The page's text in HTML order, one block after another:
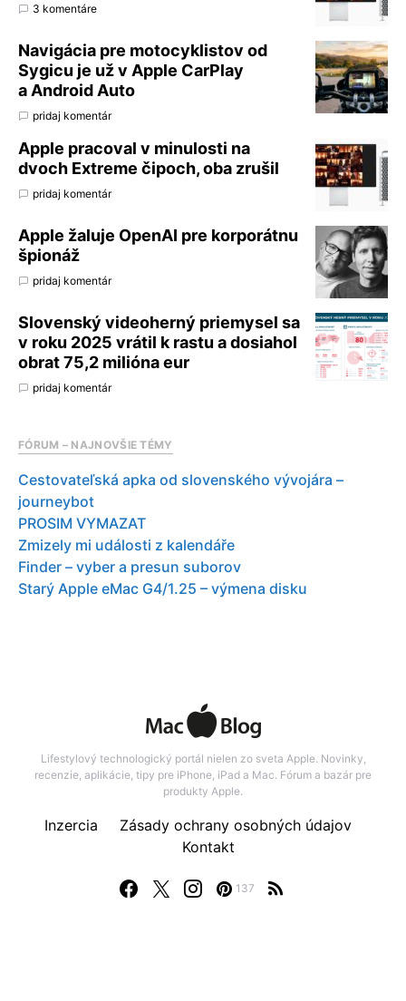
3 komentáre
Navigácia pre motocyklistov od
Sygicu je už v Apple CarPlay
a Android Auto
pridaj komentár
Apple pracoval v minulosti na
dvoch Extreme čipoch, oba zrušil
pridaj komentár
Apple žaluje OpenAI pre korporátnu
špionáž
pridaj komentár
Slovenský videoherný priemysel sa
v roku 2025 vrátil k rastu a dosiahol
obrat 75,2 milióna eur
pridaj komentár
FÓRUM – NAJNOVŠIE TÉMY
Cestovateľská apka od slovenského vývojára –
journeybot
PROSIM VYMAZAT
Zmizely mi události z kalendáře
Finder – vyber a presun suborov
Starý Apple eMac G4/1.25 – výmena disku
Lifestylový technologický portál nielen zo sveta Apple. Novinky,
recenzie, aplikácie, tipy pre iPhone, iPad a Mac. Fórum a bazár pre
produkty Apple.
137
Inzercia
Zásady ochrany osobných údajov
Kontakt